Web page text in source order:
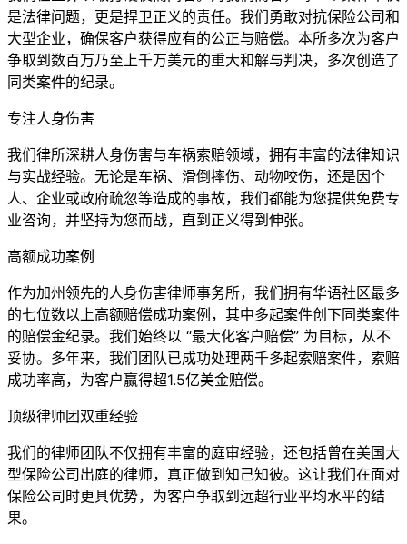
是法律问题，更是捍卫正义的责任。我们勇敢对抗保险公司和
大型企业，确保客户获得应有的公正与赔偿。本所多次为客户
争取到数百万乃至上千万美元的重大和解与判决，多次创造了
同类案件的纪录。
专注人身伤害
我们律所深耕人身伤害与车祸索赔领域，拥有丰富的法律知识
与实战经验。无论是车祸、滑倒摔伤、动物咬伤，还是因个
人、企业或政府疏忽等造成的事故，我们都能为您提供免费专
业咨询，并坚持为您而战，直到正义得到伸张。
高额成功案例
作为加州领先的人身伤害律师事务所，我们拥有华语社区最多
的七位数以上高额赔偿成功案例，其中多起案件创下同类案件
的赔偿金纪录。我们始终以 “最大化客户赔偿” 为目标，从不
妥协。多年来，我们团队已成功处理两千多起索赔案件，索赔
成功率高，为客户赢得超1.5亿美金赔偿。
顶级律师团双重经验
我们的律师团队不仅拥有丰富的庭审经验，还包括曾在美国大
型保险公司出庭的律师，真正做到知己知彼。这让我们在面对
保险公司时更具优势，为客户争取到远超行业平均水平的结
果。